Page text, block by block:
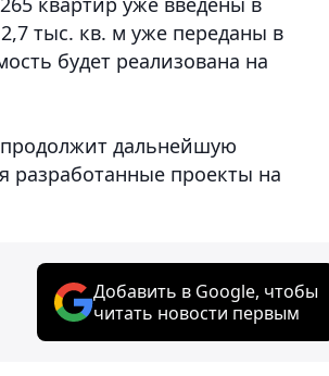
тыс. кв. м уже переданы в
будет реализована на
продолжит дальнейшую
разработанные проекты на
Добавить в Google, чтобы
читать новости первым